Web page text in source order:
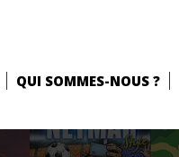
QUI SOMMES-NOUS ?